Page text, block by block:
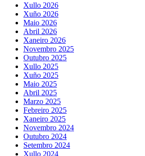
Xullo 2026
Xuño 2026
Maio 2026
Abril 2026
Xaneiro 2026
Novembro 2025
Outubro 2025
Xullo 2025
Xuño 2025
Maio 2025
Abril 2025
Marzo 2025
Febreiro 2025
Xaneiro 2025
Novembro 2024
Outubro 2024
Setembro 2024
Xullo 2024